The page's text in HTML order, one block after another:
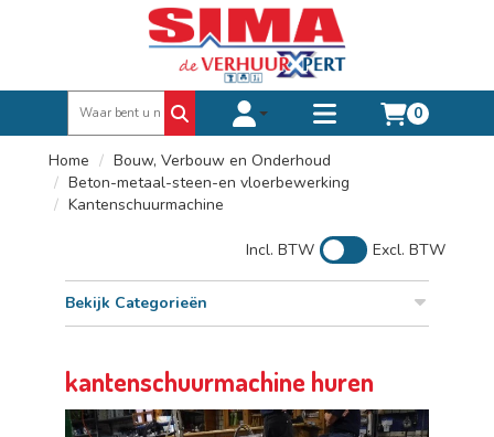
Toggle account dropdown
Toggle
menu
0
Home
Bouw, Verbouw en Onderhoud
Beton-metaal-steen-en vloerbewerking
Kantenschuurmachine
Incl. BTW Excl. BTW
Bekijk Categorieën
kantenschuurmachine huren